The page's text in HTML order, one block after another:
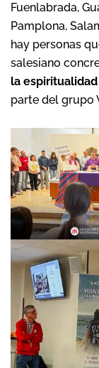
Fuenlabrada,
Pamplona,
hay personas
salesiano
la
parte del grupo